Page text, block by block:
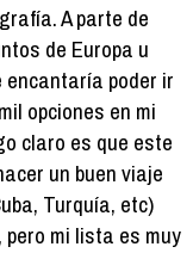
A parte de
de Europa u
poder ir
opciones en mi
claro es que este
un buen viaje
Turquía, etc)
pero mi lista es muy